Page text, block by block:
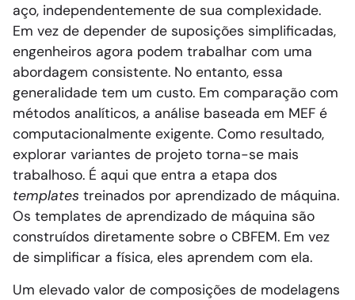
aço, independentemente de sua complexidade.
Em vez de depender de suposições simplificadas,
engenheiros agora podem trabalhar com uma
abordagem consistente. No entanto, essa
generalidade tem um custo. Em comparação com
métodos analíticos, a análise baseada em MEF é
computacionalmente exigente. Como resultado,
explorar variantes de projeto torna-se mais
trabalhoso. É aqui que entra a etapa dos
templates treinados por aprendizado de máquina.
Os templates de aprendizado de máquina são
construídos diretamente sobre o CBFEM. Em vez
de simplificar a física, eles aprendem com ela.
Um elevado valor de composições de modelagens